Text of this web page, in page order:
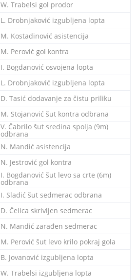
W. Trabelsi gol prodor
L. Drobnjaković izgubljena lopta
M. Kostadinović asistencija
M. Perović gol kontra
I. Bogdanović osvojena lopta
L. Drobnjaković izgubljena lopta
D. Tasić dodavanje za čistu priliku
M. Stojanović šut kontra odbrana
V. Čabrilo šut sredina spolja (9m)
odbrana
N. Mandić asistencija
N. Jestrović gol kontra
I. Bogdanović šut levo sa crte (6m)
odbrana
I. Sladić šut sedmerac odbrana
D. Čelica skrivljen sedmerac
N. Mandić zarađen sedmerac
M. Perović šut levo krilo pokraj gola
B. Jovanović izgubljena lopta
W. Trabelsi izgubljena lopta